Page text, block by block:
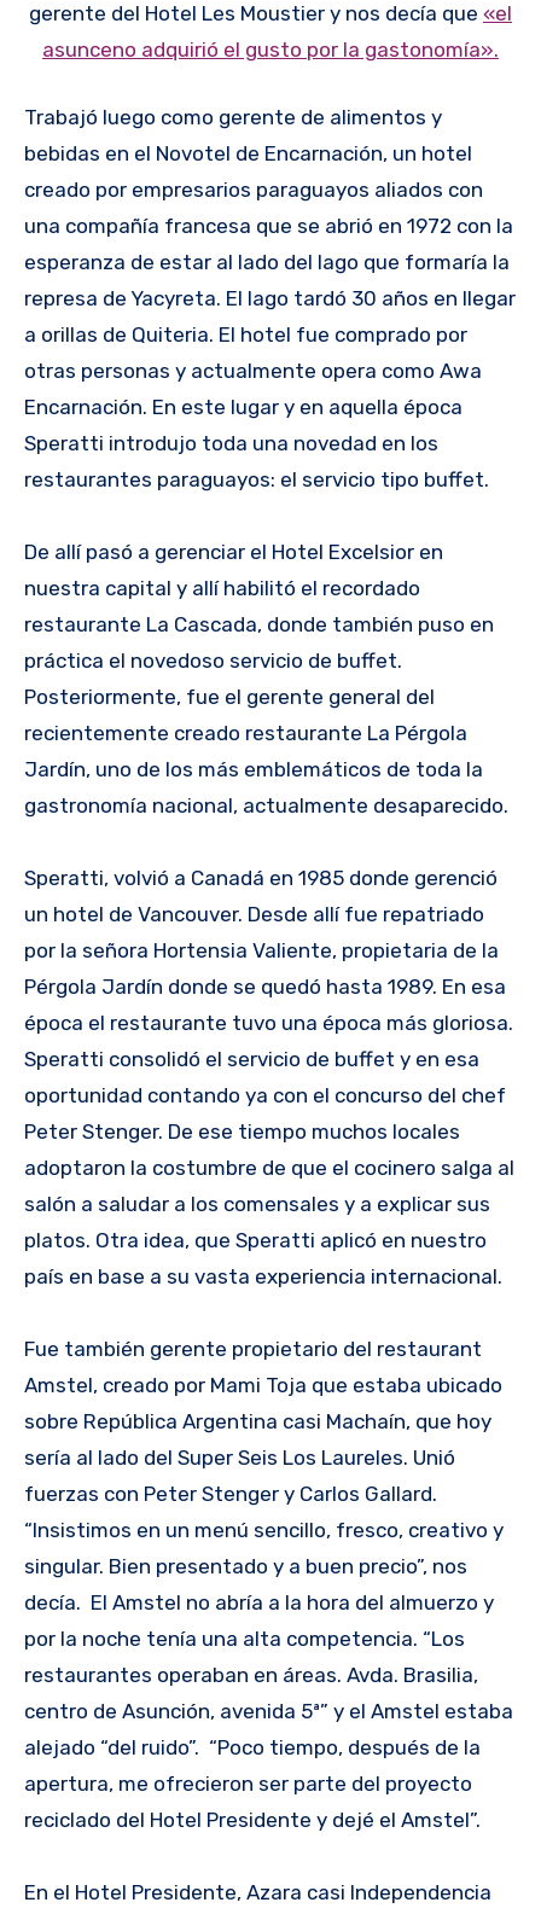
gerente del Hotel Les Moustier y nos decía que «el
asunceno adquirió el gusto por la gastonomía».
Trabajó luego como gerente de alimentos y
bebidas en el Novotel de Encarnación, un hotel
creado por empresarios paraguayos aliados con
una compañía francesa que se abrió en 1972 con la
esperanza de estar al lado del lago que formaría la
represa de Yacyreta. El lago tardó 30 años en llegar
a orillas de Quiteria. El hotel fue comprado por
otras personas y actualmente opera como Awa
Encarnación. En este lugar y en aquella época
Speratti introdujo toda una novedad en los
restaurantes paraguayos: el servicio tipo buffet.
De allí pasó a gerenciar el Hotel Excelsior en
nuestra capital y allí habilitó el recordado
restaurante La Cascada, donde también puso en
práctica el novedoso servicio de buffet.
Posteriormente, fue el gerente general del
recientemente creado restaurante La Pérgola
Jardín, uno de los más emblemáticos de toda la
gastronomía nacional, actualmente desaparecido.
Speratti, volvió a Canadá en 1985 donde gerenció
un hotel de Vancouver. Desde allí fue repatriado
por la señora Hortensia Valiente, propietaria de la
Pérgola Jardín donde se quedó hasta 1989. En esa
época el restaurante tuvo una época más gloriosa.
Speratti consolidó el servicio de buffet y en esa
oportunidad contando ya con el concurso del chef
Peter Stenger. De ese tiempo muchos locales
adoptaron la costumbre de que el cocinero salga al
salón a saludar a los comensales y a explicar sus
platos. Otra idea, que Speratti aplicó en nuestro
país en base a su vasta experiencia internacional.
Fue también gerente propietario del restaurant
Amstel, creado por Mami Toja que estaba ubicado
sobre República Argentina casi Machaín, que hoy
sería al lado del Super Seis Los Laureles. Unió
fuerzas con Peter Stenger y Carlos Gallard.
“Insistimos en un menú sencillo, fresco, creativo y
singular. Bien presentado y a buen precio”, nos
decía. El Amstel no abría a la hora del almuerzo y
por la noche tenía una alta competencia. “Los
restaurantes operaban en áreas. Avda. Brasilia,
centro de Asunción, avenida 5ª” y el Amstel estaba
alejado “del ruido”. “Poco tiempo, después de la
apertura, me ofrecieron ser parte del proyecto
reciclado del Hotel Presidente y dejé el Amstel”.
En el Hotel Presidente, Azara casi Independencia